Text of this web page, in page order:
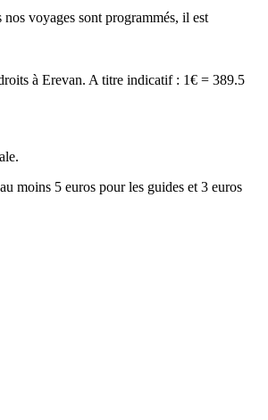
voyages sont programmés, il est
à Erevan. A titre indicatif : 1€ = 389.5
moins 5 euros pour les guides et 3 euros